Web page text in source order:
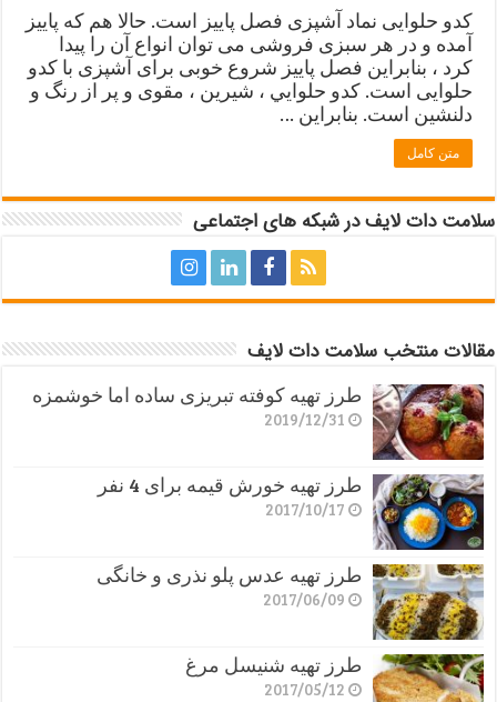
کدو حلوایی نماد آشپزی فصل پاییز است. حالا هم که پاییز
آمده و در هر سبزی فروشی می توان انواع آن را پیدا
کرد ، بنابراین فصل پاییز شروع خوبی برای آشپزی با کدو
حلوایی است. كدو حلوايي ، شيرين ، مقوی و پر از رنگ و
دلنشین است. بنابراین …
متن کامل
سلامت دات لایف در شبکه های اجتماعی
مقالات منتخب سلامت دات لایف
طرز تهیه کوفته تبریزی ساده اما خوشمزه
2019/12/31
طرز تهیه خورش قیمه برای 4 نفر
2017/10/17
طرز تهیه عدس پلو نذری و خانگی
2017/06/09
طرز تهیه شنیسل مرغ
2017/05/12